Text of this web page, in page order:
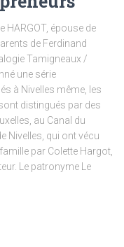
HARGOT, épouse de
de Ferdinand
Tamigneaux /
une série
à Nivelles même, les
distingués par des
au Canal du
Nivelles, qui ont vécu
par Colette Hargot,
Le patronyme Le